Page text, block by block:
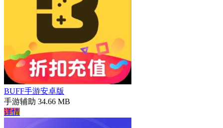
BUFF手游安卓版
手游辅助 34.66 MB
详情